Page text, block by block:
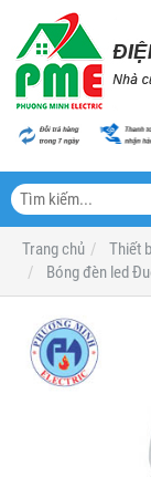
Trang chủ
Thiết
Bóng đèn led